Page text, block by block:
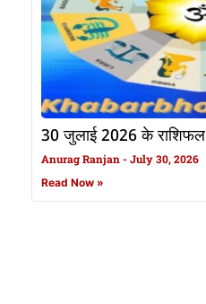
30 जुलाई 2026 के राशिफल
Anurag Ranjan July 30, 2026
Read Now »